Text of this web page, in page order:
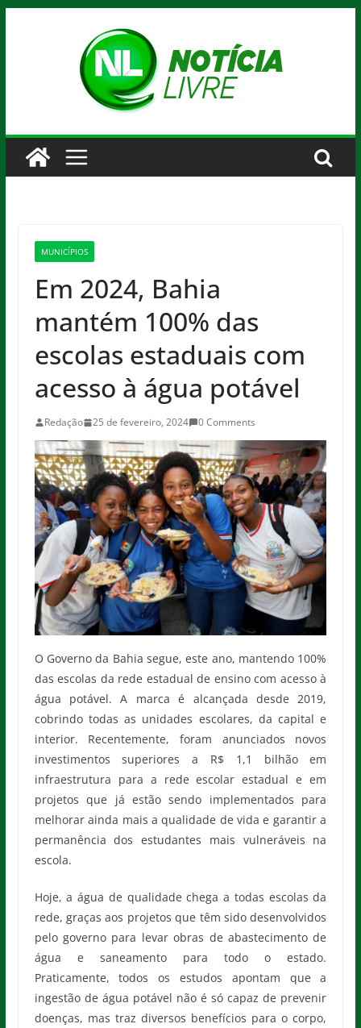
MUNICÍPIOS
Em 2024, Bahia
mantém 100% das
escolas estaduais com
acesso à água potável
Redação 25 de fevereiro, 2024 0 Comments
O Governo da Bahia segue, este ano, mantendo 100%
das escolas da rede estadual de ensino com acesso à
água potável. A marca é alcançada desde 2019,
cobrindo todas as unidades escolares, da capital e
interior. Recentemente, foram anunciados novos
investimentos superiores a R$ 1,1 bilhão em
infraestrutura para a rede escolar estadual e em
projetos que já estão sendo implementados para
melhorar ainda mais a qualidade de vida e garantir a
permanência dos estudantes mais vulneráveis na
escola.
Hoje, a água de qualidade chega a todas escolas da
rede, graças aos projetos que têm sido desenvolvidos
pelo governo para levar obras de abastecimento de
água e saneamento para todo o estado.
Praticamente, todos os estudos apontam que a
ingestão de água potável não é só capaz de prevenir
doenças, mas traz diversos benefícios para o corpo,